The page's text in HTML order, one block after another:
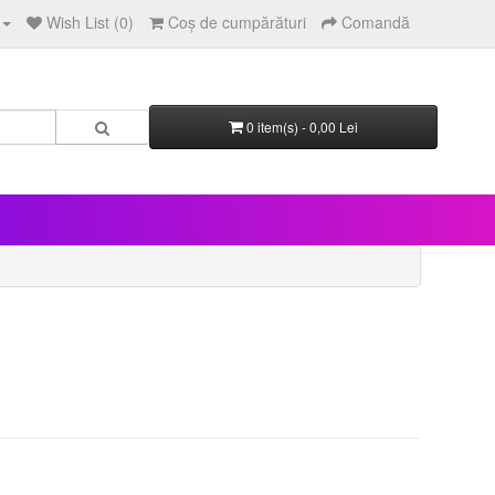
Wish List (0) Coş de cumpărături Comandă
0 item(s) - 0,00 Lei